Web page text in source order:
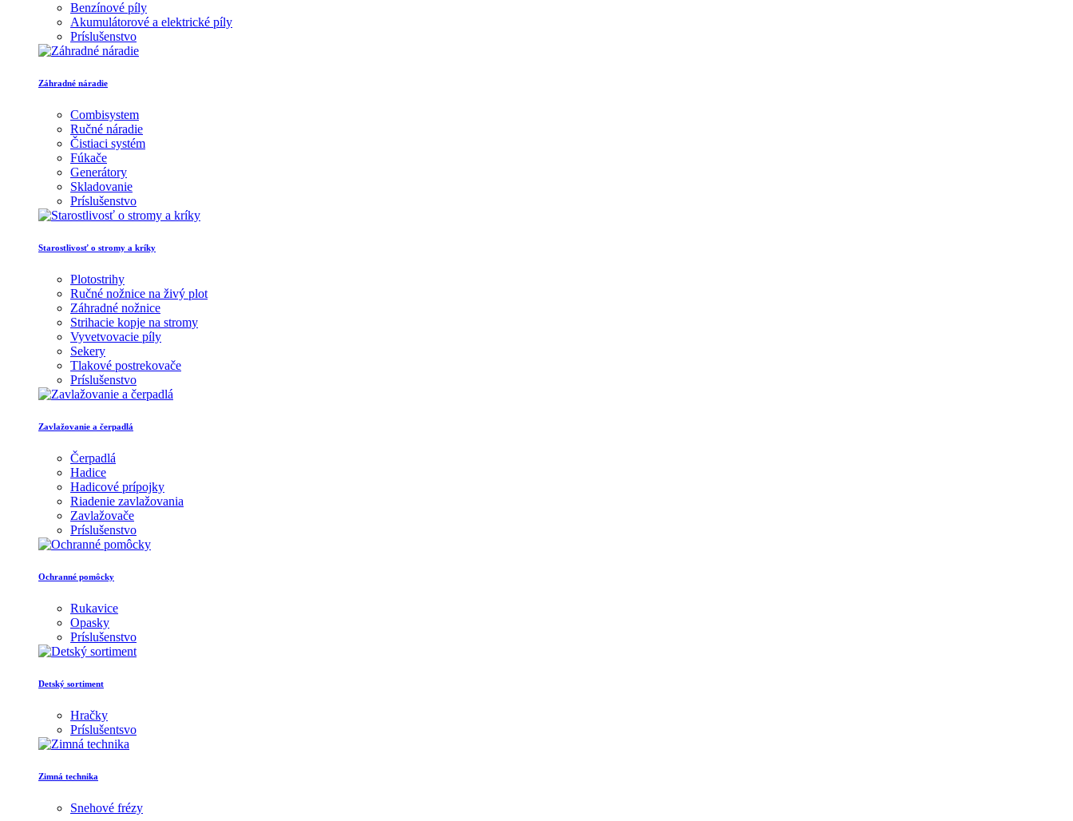
Benzínové píly
Akumulátorové a elektrické píly
Príslušenstvo
Záhradné náradie
Combisystem
Ručné náradie
Čistiaci systém
Fúkače
Generátory
Skladovanie
Príslušenstvo
Starostlivosť o stromy a kríky
Plotostrihy
Ručné nožnice na živý plot
Záhradné nožnice
Strihacie kopje na stromy
Vyvetvovacie píly
Sekery
Tlakové postrekovače
Príslušenstvo
Zavlažovanie a čerpadlá
Čerpadlá
Hadice
Hadicové prípojky
Riadenie zavlažovania
Zavlažovače
Príslušenstvo
Ochranné pomôcky
Rukavice
Opasky
Príslušenstvo
Detský sortiment
Hračky
Príslušentsvo
Zimná technika
Snehové frézy